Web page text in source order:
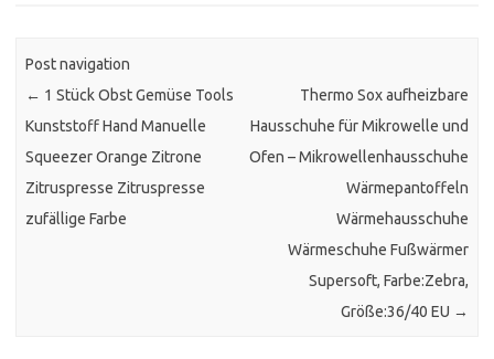
Post navigation
← 1 Stück Obst Gemüse Tools
Kunststoff Hand Manuelle
Squeezer Orange Zitrone
Zitruspresse Zitruspresse
zufällige Farbe
Thermo Sox aufheizbare
Hausschuhe für Mikrowelle und
Ofen – Mikrowellenhausschuhe
Wärmepantoffeln
Wärmehausschuhe
Wärmeschuhe Fußwärmer
Supersoft, Farbe:Zebra,
Größe:36/40 EU →